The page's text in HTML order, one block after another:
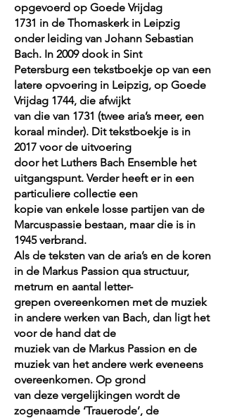
opgevoerd op Goede Vrijdag
1731 in de Thomaskerk in Leipzig
onder leiding van Johann Sebastian
Bach. In 2009 dook in Sint
Petersburg een tekstboekje op van een
latere opvoering in Leipzig, op Goede
Vrijdag 1744, die afwijkt
van die van 1731 (twee aria’s meer, een
koraal minder). Dit tekstboekje is in
2017 voor de uitvoering
door het Luthers Bach Ensemble het
uitgangspunt. Verder heeft er in een
particuliere collectie een
kopie van enkele losse partijen van de
Marcuspassie bestaan, maar die is in
1945 verbrand.
Als de teksten van de aria’s en de koren
in de Markus Passion qua structuur,
metrum en aantal letter-
grepen overeenkomen met de muziek
in andere werken van Bach, dan ligt het
voor de hand dat de
muziek van de Markus Passion en de
muziek van het andere werk eveneens
overeenkomen. Op grond
van deze vergelijkingen wordt de
zogenaamde ‘Trauerode’, de